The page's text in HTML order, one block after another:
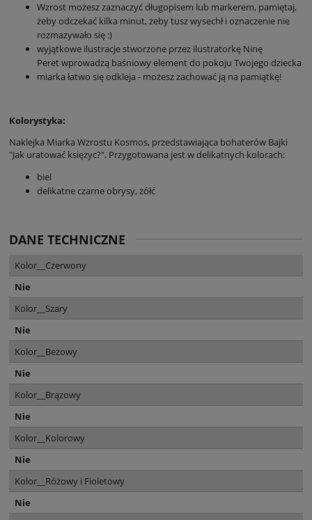
Wzrost możesz zaznaczyć długopisem lub markerem, pamiętaj,
żeby odczekać kilka minut, żeby tusz wysechł i oznaczenie nie
rozmazywało się :)
wyjątkowe ilustracje stworzone przez ilustratorkę Ninę
Peret wprowadzą baśniowy element do pokoju Twojego dziecka
miarka łatwo się odkleja - możesz zachować ją na pamiątkę!
Kolorystyka:
Naklejka Miarka Wzrostu Kosmos, przedstawiająca bohaterów Bajki
"Jak uratować księżyc?". Przygotowana jest w delikatnych kolorach:
biel
delikatne czarne obrysy, żółć
DANE TECHNICZNE
Kolor__Czerwony
Nie
Kolor__Szary
Nie
Kolor__Beżowy
Nie
Kolor__Brązowy
Nie
Kolor__Kolorowy
Nie
Kolor__Różowy i Fioletowy
Nie